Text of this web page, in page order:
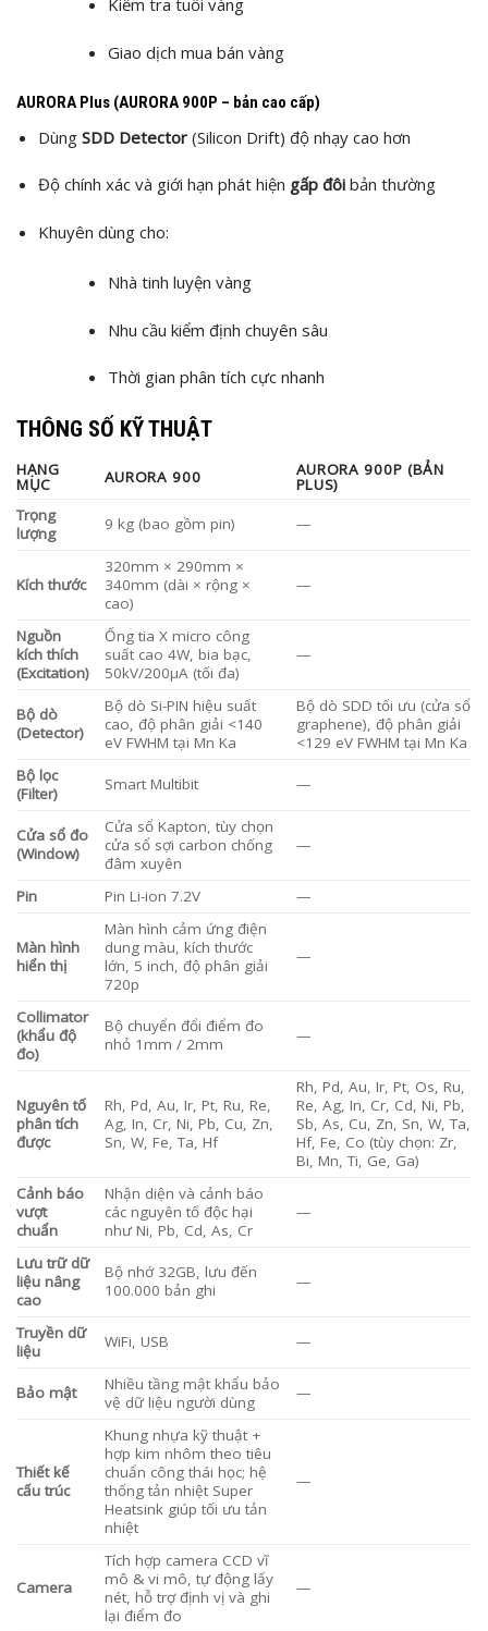
Kiểm tra tuổi vàng
Giao dịch mua bán vàng
AURORA Plus (AURORA 900P – bản cao cấp)
Dùng SDD Detector(Silicon Drift) độ nhạy cao hơn
Độ chính xác và giới hạn phát hiện gấp đôibản thường
Khuyên dùng cho:
Nhà tinh luyện vàng
Nhu cầu kiểm định chuyên sâu
Thời gian phân tích cực nhanh
THÔNG SỐ KỸ THUẬT
HẠNG
MỤC AURORA 900 AURORA 900P (BẢN
PLUS)
Trọng
lượng
9 kg (bao gồm pin) —
Kích thước
320mm × 290mm ×
340mm (dài × rộng ×
cao)
—
Nguồn
kích thích
(Excitation)
Ống tia X micro công
suất cao 4W, bia bạc,
50kV/200µA (tối đa)
—
Bộ dò
(Detector)
Bộ dò Si-PIN hiệu suất
cao, độ phân giải <140
eV FWHM tại Mn Ka
Bộ dò SDD tối ưu (cửa sổ
graphene), độ phân giải
<129 eV FWHM tại Mn Ka
Bộ lọc
(Filter)
Smart Multibit —
Cửa sổ đo
(Window)
Cửa sổ Kapton, tùy chọn
cửa sổ sợi carbon chống
đâm xuyên
—
Pin Pin Li-ion 7.2V —
Màn hình
hiển thị
Màn hình cảm ứng điện
dung màu, kích thước
lớn, 5 inch, độ phân giải
720p
—
Collimator
(khẩu độ
đo)
Bộ chuyển đổi điểm đo
nhỏ 1mm / 2mm
—
Nguyên tố
phân tích
được
Rh, Pd, Au, Ir, Pt, Ru, Re,
Ag, In, Cr, Ni, Pb, Cu, Zn,
Sn, W, Fe, Ta, Hf
Rh, Pd, Au, Ir, Pt, Os, Ru,
Re, Ag, In, Cr, Cd, Ni, Pb,
Sb, As, Cu, Zn, Sn, W, Ta,
Hf, Fe, Co (tùy chọn: Zr,
Bi, Mn, Ti, Ge, Ga)
Cảnh báo
vượt
chuẩn
Nhận diện và cảnh báo
các nguyên tố độc hại
như Ni, Pb, Cd, As, Cr
—
Lưu trữ dữ
liệu nâng
cao
Bộ nhớ 32GB, lưu đến
100.000 bản ghi
—
Truyền dữ
liệu
WiFi, USB —
Bảo mật
Nhiều tầng mật khẩu bảo
vệ dữ liệu người dùng
—
Thiết kế
cấu trúc
Khung nhựa kỹ thuật +
hợp kim nhôm theo tiêu
chuẩn công thái học; hệ
thống tản nhiệt Super
Heatsink giúp tối ưu tản
nhiệt
—
Camera
Tích hợp camera CCD vĩ
mô & vi mô, tự động lấy
nét, hỗ trợ định vị và ghi
lại điểm đo
—